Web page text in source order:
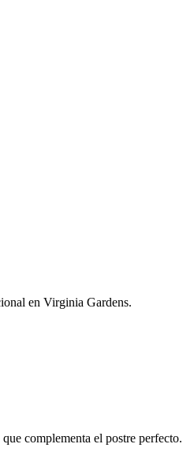
en Virginia Gardens.
complementa el postre perfecto.